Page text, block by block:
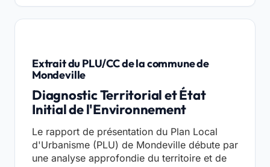
Extrait du PLU/CC de la commune de
Mondeville
Diagnostic Territorial et État
Initial de l'Environnement
Le rapport de présentation du Plan Local
d'Urbanisme (PLU) de Mondeville débute par
une analyse approfondie du territoire et de